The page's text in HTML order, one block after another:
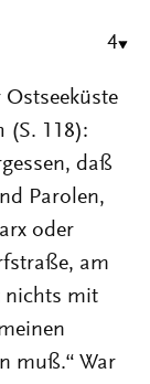
4
(S. 118):
daß
Parolen,
oder
am
nichts mit
muß.“ War